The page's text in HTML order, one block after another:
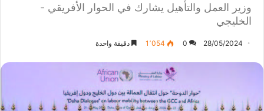
وزير العمل والتأهيل يشارك في الحوار الأفريقي -
الخليجي
28/05/2024
0 1٬054 دقيقة واحدة